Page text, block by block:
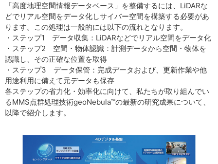
「高度地理空間情報データベース」を整備するには、LiDARな
どでリアル空間をデータ化しサイバー空間を構築する必要があ
ります。この処理は一般的には以下の流れとなります。
・ステップ1 データ収集：LiDARなどでリアル空間をデータ化
・ステップ2 空間・物体認識：計測データから空間・物体を
認識し、その正確な位置を取得
・ステップ3 データ保管：完成データおよび、更新作業や他
用途利用に備えて元データも保存
各ステップの省力化・効率化に向けて、私たちが取り組んでい
るMMS点群処理技術geoNebula™の最新の研究成果について、
以降で紹介します。